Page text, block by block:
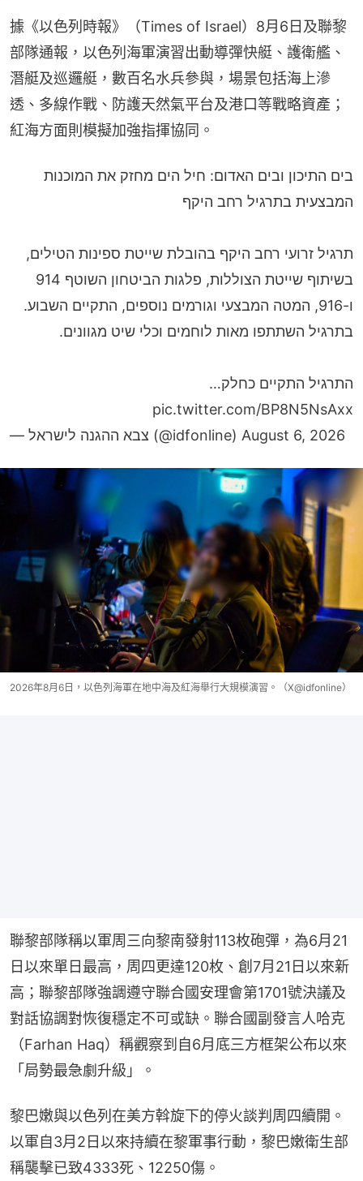
據《以色列時報》（Times of Israel）8月6日及聯黎
部隊通報，以色列海軍演習出動導彈快艇、護衛艦、
潛艇及巡邏艇，數百名水兵參與，場景包括海上滲
透、多線作戰、防護天然氣平台及港口等戰略資產；
紅海方面則模擬加強指揮協同。
בים התיכון ובים האדום: חיל הים מחזק את המוכנות
המבצעית בתרגיל רחב היקף
תרגיל זרועי רחב היקף בהובלת שייטת ספינות הטילים,
בשיתוף שייטת הצוללות, פלגות הביטחון השוטף 914
ו-916, המטה המבצעי וגורמים נוספים, התקיים השבוע.
בתרגיל השתתפו מאות לוחמים וכלי שיט מגוונים.
התרגיל התקיים כחלק…
pic.twitter.com/BP8N5NsAxx
— צבא ההגנה לישראל (@idfonline) August 6, 2026
2026年8月6日，以色列海軍在地中海及紅海舉行大規模演習。（X@idfonline）
聯黎部隊稱以軍周三向黎南發射113枚砲彈，為6月21
日以來單日最高，周四更達120枚、創7月21日以來新
高；聯黎部隊強調遵守聯合國安理會第1701號決議及
對話協調對恢復穩定不可或缺。聯合國副發言人哈克
（Farhan Haq）稱觀察到自6月底三方框架公布以來
「局勢最急劇升級」。
黎巴嫩與以色列在美方斡旋下的停火談判周四續開。
以軍自3月2日以來持續在黎軍事行動，黎巴嫩衛生部
稱襲擊已致4333死、12250傷。